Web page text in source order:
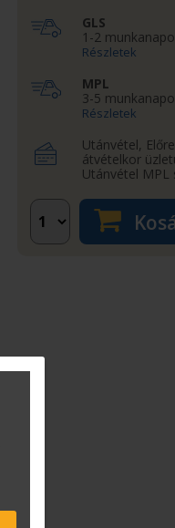
GLS
1-2
Részletek
MPL
3-5
Részletek
Utánvétel,
átvételkor
Utánvétel MPL